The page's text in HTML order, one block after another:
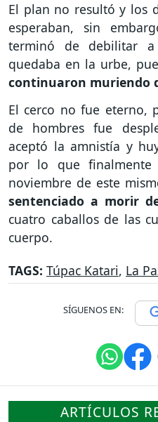
El plan no resultó y los
esperaban, sin
terminó de debilitar
quedaba en la urbe,
continuaron muriendo
El cerco no fue eterno,
de hombres fue
aceptó la amnistía y
por lo que
noviembre de este
sentenciado a morir
cuatro caballos de las
cuerpo.
TAGS: Túpac Katari, La
SÍGUENOS EN:
ARTÍCULOS